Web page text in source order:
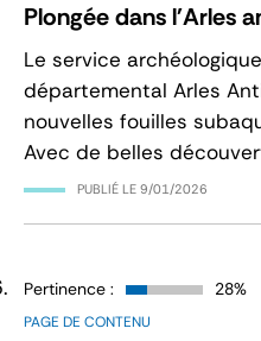
Plongée dans l'Arles
Le service
départemental Arles
nouvelles fouilles
Avec de belles
PUBLIÉ LE 9/01/2026
PAGE DE CONTENU
Pertinence : 28%